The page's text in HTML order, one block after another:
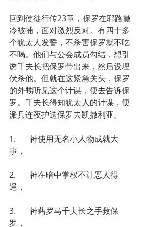
回到使徒行传23章，保罗在耶路撒
冷被捕，面对激烈反对。有四十多
个犹太人发誓，不杀害保罗就不吃
不喝。他们与公会成员勾结，想引
诱千夫长把保罗带出来，然后设埋
伏杀他。但就在这紧急关头，保罗
的外甥听见这个计谋，便去告诉保
罗。千夫长得知犹太人的计谋，便
派兵连夜护送保罗去凯撒利亚。
1.       神使用无名小人物成就大
事，
2.       神在暗中掌权不让恶人得
逞，
3.       神藉罗马千夫长之手救保
罗，